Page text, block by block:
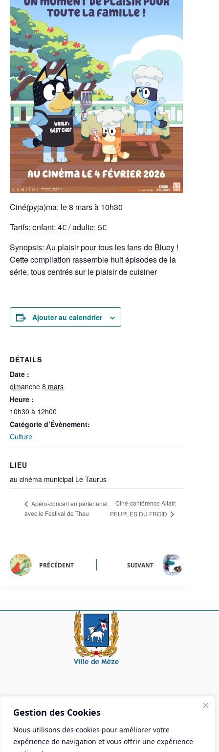
Gestion des Cookies
Nous utilisons des cookies pour améliorer votre
expérience de navigation et vous offrir une expérience
Ciné(pyja)ma: le 8 mars à 10h30
Tarifs: enfant: 4€ / adulte: 5€
Synopsis: Au plaisir pour tous les fans de Bluey !
Cette compilation rassemble huit épisodes de la
série, tous centrés sur le plaisir de cuisiner
Ajouter au calendrier
DÉTAILS
Date :
dimanche 8 mars
Heure :
10h30 à 12h00
Catégorie d’Évènement:
Culture
LIEU
au cinéma municipal Le Taurus
Apéro-concert en partenariat
avec le Festival de Thau
Ciné-conférence Altaïr:
PEUPLES DU FROID
PRÉCÉDENT SUIVANT
Mairie de Mèze
Place Aristide Briand - BP 28 34140 Mèze
Tél :04 67 18 30 30